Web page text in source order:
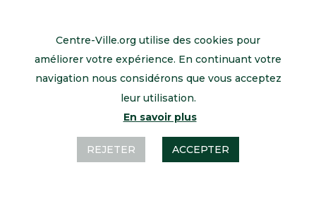
Centre-Ville.org utilise des cookies pour
améliorer votre expérience. En continuant votre
navigation nous considérons que vous acceptez
leur utilisation.
En savoir plus
REJETER ACCEPTER